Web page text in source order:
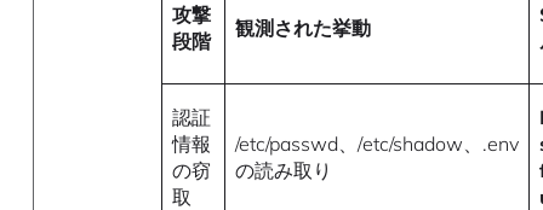
攻撃
段階
観測された挙動
認証
情報
の窃
取
/etc/passwd、/etc/shadow、.env
の読み取り